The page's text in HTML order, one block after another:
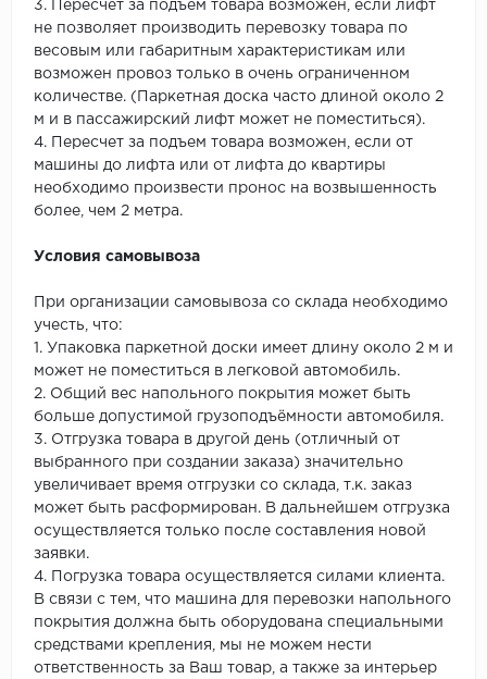
3. Пересчет за подъем товара возможен, если лифт
не позволяет производить перевозку товара по
весовым или габаритным характеристикам или
возможен провоз только в очень ограниченном
количестве. (Паркетная доска часто длиной около 2
м и в пассажирский лифт может не поместиться).
4. Пересчет за подъем товара возможен, если от
машины до лифта или от лифта до квартиры
необходимо произвести пронос на возвышенность
более, чем 2 метра.
Условия самовывоза
При организации самовывоза со склада необходимо
учесть, что:
1. Упаковка паркетной доски имеет длину около 2 м и
может не поместиться в легковой автомобиль.
2. Общий вес напольного покрытия может быть
больше допустимой грузоподъёмности автомобиля.
3. Отгрузка товара в другой день (отличный от
выбранного при создании заказа) значительно
увеличивает время отгрузки со склада, т.к. заказ
может быть расформирован. В дальнейшем отгрузка
осуществляется только после составления новой
заявки.
4. Погрузка товара осуществляется силами клиента.
В связи с тем, что машина для перевозки напольного
покрытия должна быть оборудована специальными
средствами крепления, мы не можем нести
ответственность за Ваш товар, а также за интерьер